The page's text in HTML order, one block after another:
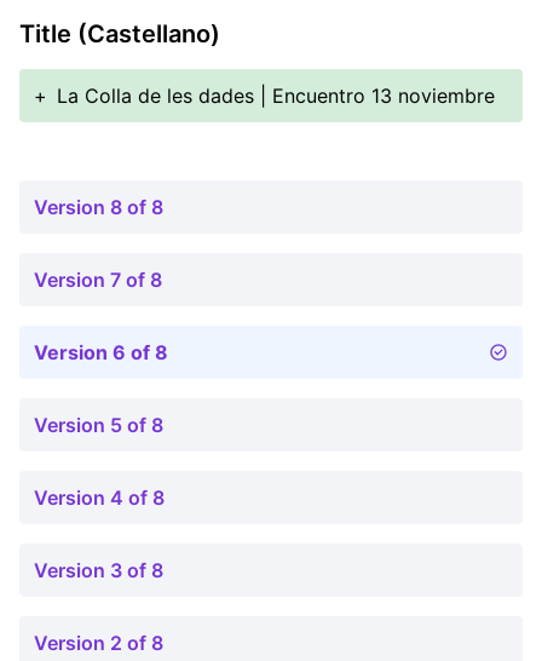
Title (Castellano)
+ La Colla de les dades | Encuentro 13 noviembre
Version 8 of 8
Version 7 of 8
Version 6 of 8
Version 5 of 8
Version 4 of 8
Version 3 of 8
Version 2 of 8